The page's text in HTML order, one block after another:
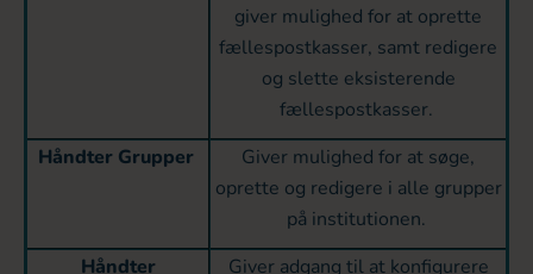
giver mulighed for at oprette
fællespostkasser, samt redigere
og slette eksisterende
fællespostkasser.
Håndter Grupper
Giver mulighed for at søge,
oprette og redigere i alle grupper
på institutionen.
Håndter
Giver adgang til at konfigurere